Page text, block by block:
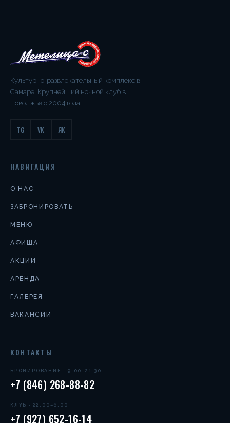
Культурно-развлекательный комплекс в
Самаре. Крупнейший ночной клуб в
Поволжье с 2004 года.
TG VK ЯК
НАВИГАЦИЯ
О НАС
ЗАБРОНИРОВАТЬ
МЕНЮ
АФИША
АКЦИИ
АРЕНДА
ГАЛЕРЕЯ
ВАКАНСИИ
КОНТАКТЫ
БРОНИРОВАНИЕ · 9:00–21:30
+7 (846) 268-88-82
КЛУБ · 22:00–6:00
+7 (927) 652-16-14